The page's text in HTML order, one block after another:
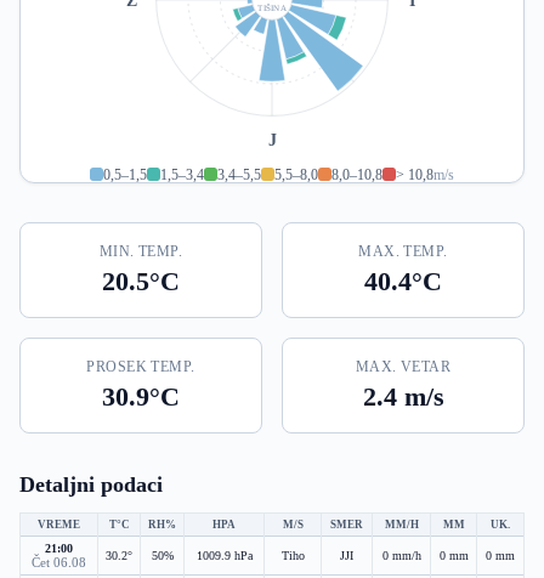
J
TIŠINA
0,5–1,5 1,5–3,4 3,4–5,5 5,5–8,0 8,0–10,8 > 10,8m/s
MIN. TEMP.
20.5°C
MAX. TEMP.
40.4°C
PROSEK TEMP.
30.9°C
MAX. VETAR
2.4 m/s
Detaljni podaci
VREME T°C RH% HPA M/S SMER MM/H MM UK.
21:00
Čet 06.08 30.2° 50% 1009.9 hPa Tiho JJI 0 mm/h 0 mm 0 mm